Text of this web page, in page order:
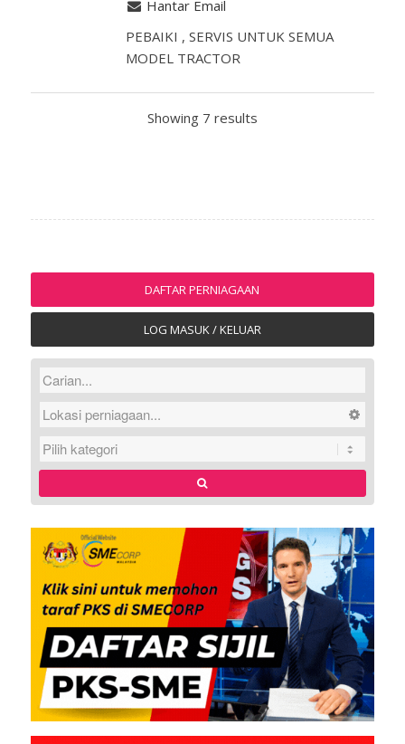
Hantar Email
PEBAIKI , SERVIS UNTUK SEMUA
MODEL TRACTOR
Showing 7 results
DAFTAR PERNIAGAAN
LOG MASUK / KELUAR